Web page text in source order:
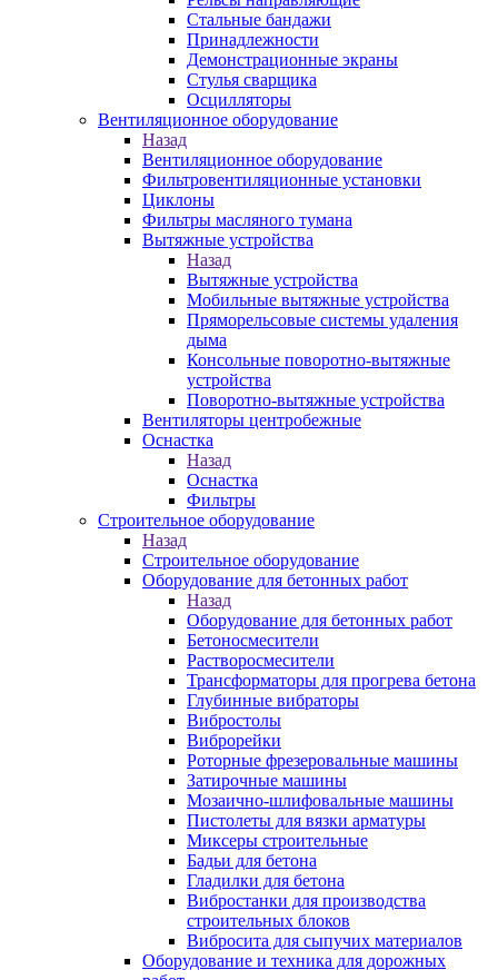
Стальные бандажи
Принадлежности
Демонстрационные экраны
Стулья сварщика
Осцилляторы
Вентиляционное оборудование
Назад
Вентиляционное оборудование
Фильтровентиляционные установки
Циклоны
Фильтры масляного тумана
Вытяжные устройства
Назад
Вытяжные устройства
Мобильные вытяжные устройства
Пряморельсовые системы удаления
дыма
Консольные поворотно-вытяжные
устройства
Поворотно-вытяжные устройства
Вентиляторы центробежные
Оснастка
Назад
Оснастка
Фильтры
Строительное оборудование
Назад
Строительное оборудование
Оборудование для бетонных работ
Назад
Оборудование для бетонных работ
Бетоносмесители
Растворосмесители
Трансформаторы для прогрева бетона
Глубинные вибраторы
Вибростолы
Виброрейки
Роторные фрезеровальные машины
Затирочные машины
Мозаично-шлифовальные машины
Пистолеты для вязки арматуры
Миксеры строительные
Бадьи для бетона
Гладилки для бетона
Вибростанки для производства
строительных блоков
Вибросита для сыпучих материалов
Оборудование и техника для дорожных